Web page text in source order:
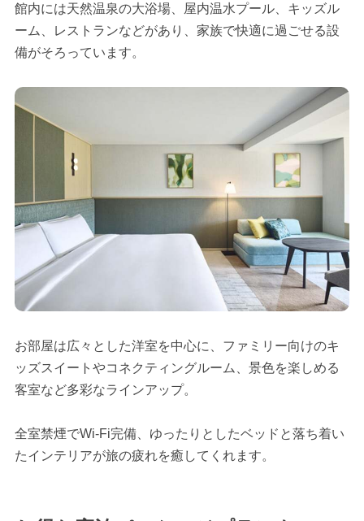
館内には天然温泉の大浴場、屋内温水プール、キッズル
ーム、レストランなどがあり、家族で快適に過ごせる設
備がそろっています。
お部屋は広々とした洋室を中心に、ファミリー向けのキ
ッズスイートやコネクティングルーム、景色を楽しめる
客室など多彩なラインアップ。
全室禁煙でWi-Fi完備、ゆったりとしたベッドと落ち着い
たインテリアが旅の疲れを癒してくれます。